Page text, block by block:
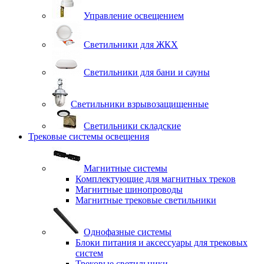
Управление освещением
Светильники для ЖКХ
Светильники для бани и сауны
Светильники взрывозащищенные
Светильники складские
Трековые системы освещения
Магнитные системы
Комплектующие для магнитных треков
Магнитные шинопроводы
Магнитные трековые светильники
Однофазные системы
Блоки питания и аксессуары для трековых
систем